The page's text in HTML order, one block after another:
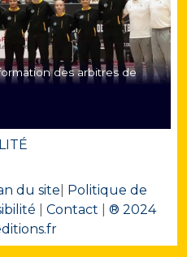
des arbitres de
du site Politique de
Contact
® 2024